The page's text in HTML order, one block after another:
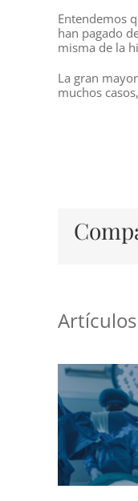
Entendemos
han pagado
misma de la
La gran
muchos